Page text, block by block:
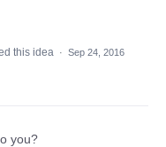
this idea · Sep 24, 2016
you?